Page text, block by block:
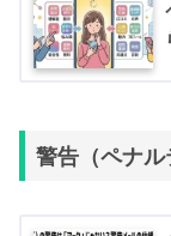
警告（ペナ